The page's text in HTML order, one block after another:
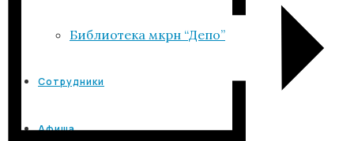
Библиотека мкрн “Депо”
Сотрудники
Афиша